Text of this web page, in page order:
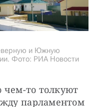
и Южную
Фото: РИА Новости
чем-то толкуют
парламентом